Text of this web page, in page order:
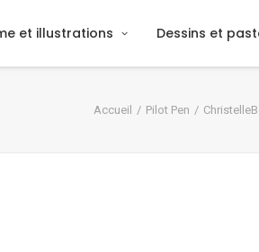
et illustrations Dessins et
Accueil Pilot Pen